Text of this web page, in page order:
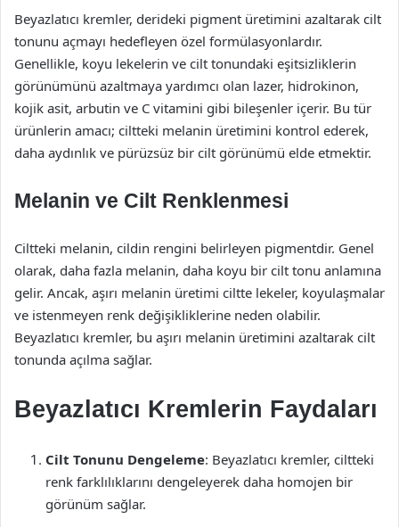
Beyazlatıcı kremler, derideki pigment üretimini azaltarak cilt
tonunu açmayı hedefleyen özel formülasyonlardır.
Genellikle, koyu lekelerin ve cilt tonundaki eşitsizliklerin
görünümünü azaltmaya yardımcı olan lazer, hidrokinon,
kojik asit, arbutin ve C vitamini gibi bileşenler içerir. Bu tür
ürünlerin amacı; ciltteki melanin üretimini kontrol ederek,
daha aydınlık ve pürüzsüz bir cilt görünümü elde etmektir.
Melanin ve Cilt Renklenmesi
Ciltteki melanin, cildin rengini belirleyen pigmentdir. Genel
olarak, daha fazla melanin, daha koyu bir cilt tonu anlamına
gelir. Ancak, aşırı melanin üretimi ciltte lekeler, koyulaşmalar
ve istenmeyen renk değişikliklerine neden olabilir.
Beyazlatıcı kremler, bu aşırı melanin üretimini azaltarak cilt
tonunda açılma sağlar.
Beyazlatıcı Kremlerin Faydaları
Cilt Tonunu Dengeleme: Beyazlatıcı kremler, ciltteki
renk farklılıklarını dengeleyerek daha homojen bir
görünüm sağlar.